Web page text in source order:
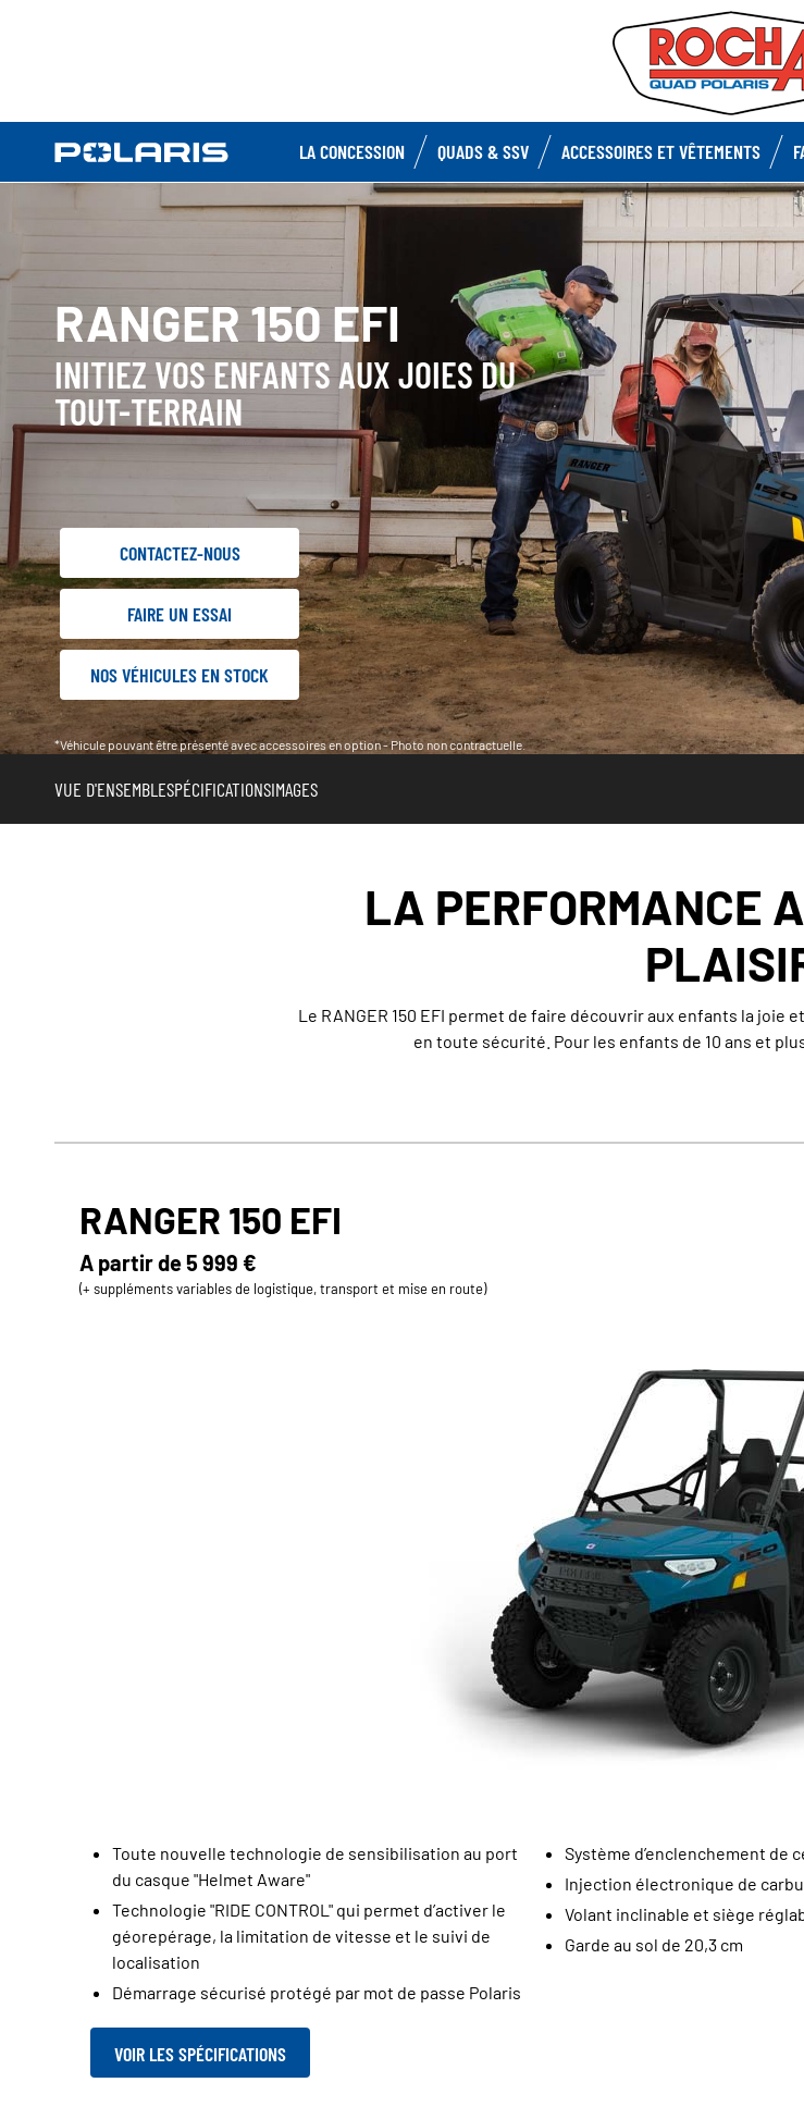
LA CONCESSION QUADS & SSV ACCESSOIRES ET VÊTEMENTS
RANGER 150 EFI
INITIEZ VOS ENFANTS AUX JOIES DU
TOUT-TERRAIN
CONTACTEZ-NOUS
FAIRE UN ESSAI
NOS VÉHICULES EN STOCK
*Véhicule pouvant être présenté avec accessoires en option - Photo non contractuelle.
VUE D'ENSEMBLESPÉCIFICATIONSIMAGES
LA PERFORMANCE
Le RANGER 150 EFI permet de faire découvrir aux enfants la joie
en toute sécurité. Pour les enfants de 10 ans et
RANGER 150 EFI
A partir de5 999 €
(+ suppléments variables de logistique, transport et mise en route)
Toute nouvelle technologie de sensibilisation au port
du casque "Helmet Aware"
Technologie "RIDE CONTROL" qui permet d’activer le
géorepérage, la limitation de vitesse et le suivi de
localisation
Démarrage sécurisé protégé par mot de passe Polaris
Système d’enclenchement de
Injection électronique de
Volant inclinable et siège
Garde au sol de 20,3 cm
VOIR LES SPÉCIFICATIONS